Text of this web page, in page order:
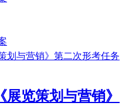
览策划与营销》